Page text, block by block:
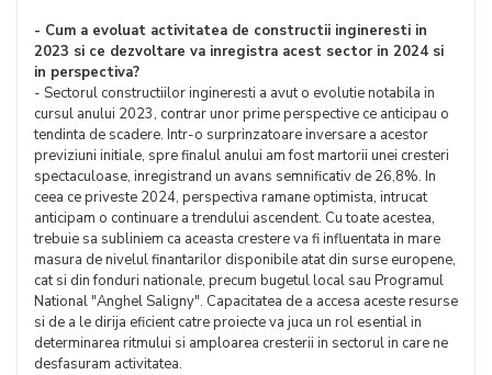
- Cum a evoluat activitatea de constructii ingineresti in
2023 si ce dezvoltare va inregistra acest sector in 2024 si
in perspectiva?
- Sectorul constructiilor ingineresti a avut o evolutie notabila in
cursul anului 2023, contrar unor prime perspective ce anticipau o
tendinta de scadere. Intr-o surprinzatoare inversare a acestor
previziuni initiale, spre finalul anului am fost martorii unei cresteri
spectaculoase, inregistrand un avans semnificativ de 26,8%. In
ceea ce priveste 2024, perspectiva ramane optimista, intrucat
anticipam o continuare a trendului ascendent. Cu toate acestea,
trebuie sa subliniem ca aceasta crestere va fi influentata in mare
masura de nivelul finantarilor disponibile atat din surse europene,
cat si din fonduri nationale, precum bugetul local sau Programul
National "Anghel Saligny". Capacitatea de a accesa aceste resurse
si de a le dirija eficient catre proiecte va juca un rol esential in
determinarea ritmului si amploarea cresterii in sectorul in care ne
desfasuram activitatea.